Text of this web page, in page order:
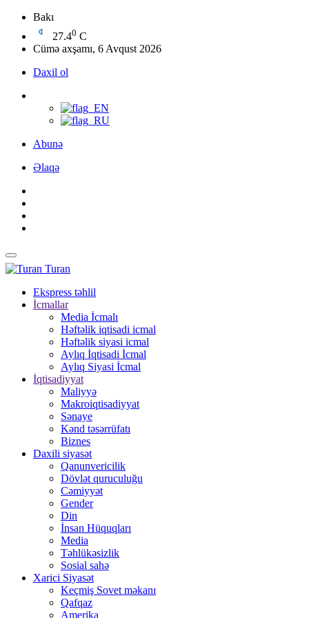
Bakı
27.40 C
Cümə axşamı, 6 Avqust 2026
Daxil ol
Abunə
Əlaqə
Turan
Ekspress təhlil
İcmallar
Media İcmalı
Həftəlik iqtisadi icmal
Həftəlik siyasi icmal
Aylıq İqtisadi İcmal
Aylıq Siyasi İcmal
İqtisadiyyat
Maliyyə
Makroiqtisadiyyat
Sənaye
Kənd təsərrüfatı
Biznes
Daxili siyasət
Qanunvericilik
Dövlət quruculuğu
Cəmiyyət
Gender
Din
İnsan Hüquqları
Media
Təhlükəsizlik
Sosial sahə
Xarici Siyasət
Keçmiş Sovet məkanı
Qafqaz
Amerika